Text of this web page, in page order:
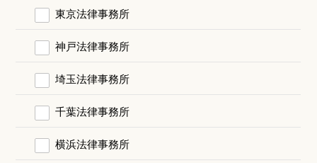
東京法律事務所
神戸法律事務所
埼玉法律事務所
千葉法律事務所
横浜法律事務所